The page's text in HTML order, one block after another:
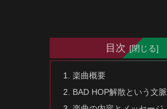
目次
楽曲概要
BAD HOP解散という文脈